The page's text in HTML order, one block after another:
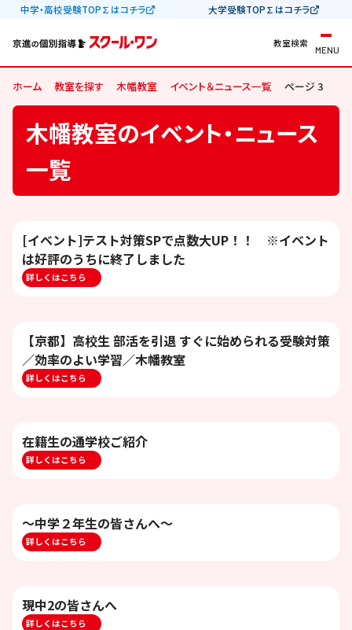
中学・高校受験TOP∑はコチラ 大学受験TOP∑はコチラ
教室検索
MENU
ホーム 教室を探す 木幡教室 イベント＆ニュース一覧 ページ 3
木幡教室のイベント・ニュース
一覧
[イベント]テスト対策SPで点数大UP！！ ※イベント
は好評のうちに終了しました
詳しくはこちら
【京都】高校生 部活を引退 すぐに始められる受験対策
／効率のよい学習／木幡教室
詳しくはこちら
在籍生の通学校ご紹介
詳しくはこちら
～中学２年生の皆さんへ～
詳しくはこちら
現中2の皆さんへ
詳しくはこちら